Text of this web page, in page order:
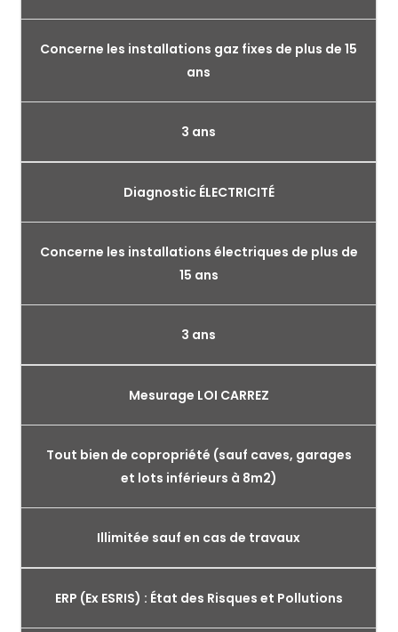
Concerne les installations gaz fixes de plus de 15
ans
3 ans
Diagnostic ÉLECTRICITÉ
Concerne les installations électriques de plus de
15 ans
3 ans
Mesurage LOI CARREZ
Tout bien de copropriété (sauf caves, garages
et lots inférieurs à 8m2)
Illimitée sauf en cas de travaux
ERP (Ex ESRIS) : État des Risques et Pollutions